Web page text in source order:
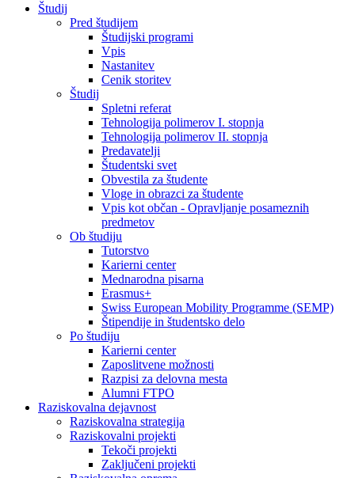
Študij
Pred študijem
Študijski programi
Vpis
Nastanitev
Cenik storitev
Študij
Spletni referat
Tehnologija polimerov I. stopnja
Tehnologija polimerov II. stopnja
Predavatelji
Študentski svet
Obvestila za študente
Vloge in obrazci za študente
Vpis kot občan - Opravljanje posameznih
predmetov
Ob študiju
Tutorstvo
Karierni center
Mednarodna pisarna
Erasmus+
Swiss European Mobility Programme (SEMP)
Štipendije in študentsko delo
Po študiju
Karierni center
Zaposlitvene možnosti
Razpisi za delovna mesta
Alumni FTPO
Raziskovalna dejavnost
Raziskovalna strategija
Raziskovalni projekti
Tekoči projekti
Zaključeni projekti